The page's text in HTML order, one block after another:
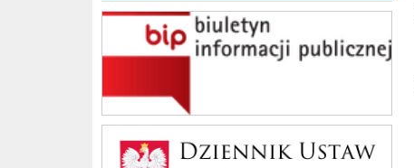
bip szkoły
Dziennik Polski